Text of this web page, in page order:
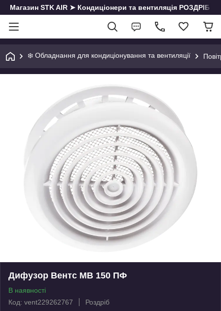
Магазин STK AIR ➤ Кондиціонери та вентиляція РОЗДРІБ
❄️ Обладнання для кондиціонування та вентиляції
Дифузор Вентс МВ 150 ПФ
В наявності
Код: vent229262767
Роздріб